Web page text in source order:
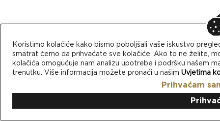
Koristimo kolačiće kako bismo poboljšali vaše iskustvo
smatrat ćemo da prihvaćate sve kolačiće. Ako to ne želite,
kolačića omogućuje nam analizu upotrebe i podršku našem
trenutku. Više informacija možete pronaći u našim Uvjetima
Prihvaćam